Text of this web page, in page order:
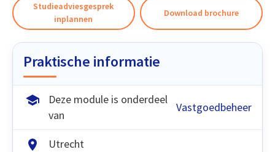
Download brochure
Studieadviesgesprek
inplannen
Praktische informatie
Deze module is onderdeel
van
Vastgoedbeheer
Utrecht